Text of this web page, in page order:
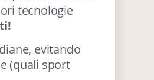
tecnologie
evitando
(quali sport